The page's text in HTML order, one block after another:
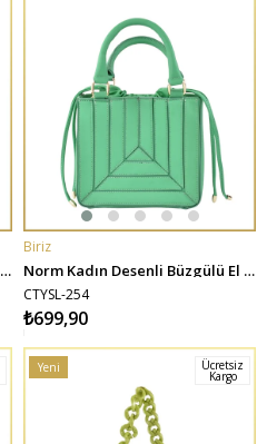
Norm Kadın Desenli Büzgülü El ve Omuz Çantası - Fuşya
SEPETE EKLE
Biriz
Norm Kadın Desenli Büzgülü El ve Omuz Çantası - Yeşil
CTYSL-254
₺699,90
Yeni
Ücretsiz
Kargo